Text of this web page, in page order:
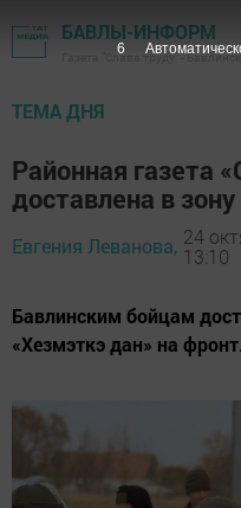
БАВЛЫ-ИНФОРМ
Газета "Слава труду" -
ТЕМА ДНЯ
Районная газета
доставлена в
Евгения Леванова, 24
13:10
Бавлинским бойцам
«Хезмэткэ дан» на
4